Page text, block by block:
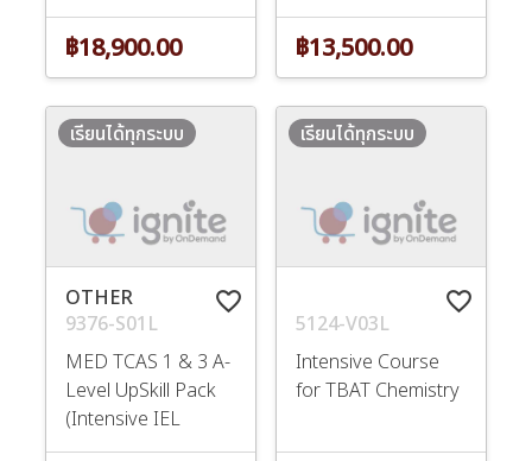
฿18,900.00 ฿13,500.00
favorite_border
OTHER
9376-S01L
MED TCAS 1 & 3 A-
Level UpSkill Pack
(Intensive IEL
เรียนได้ทุกระบบ
favorite_border
5124-V03L
Intensive Course
for TBAT Chemistry
เรียนได้ทุกระบบ